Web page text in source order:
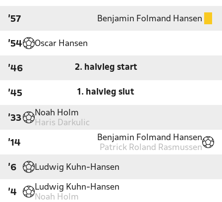
'57 Benjamin Folmand Hansen
'54 Oscar Hansen
'46 2. halvleg start
'45 1. halvleg slut
'33
Noah Holm
Haris Darkulic
'14
Benjamin Folmand Hansen
Patrick Roland Rasmussen
'6 Ludwig Kuhn-Hansen
'4
Ludwig Kuhn-Hansen
Noah Holm